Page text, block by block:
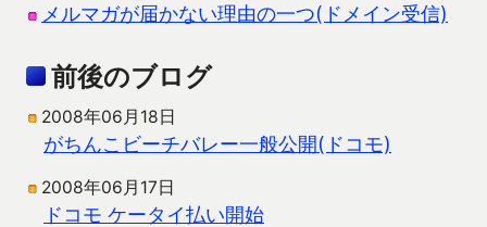
メルマガが届かない理由の一つ(ドメイン受信)
前後のブログ
2008年06月18日
がちんこビーチバレー一般公開(ドコモ)
2008年06月17日
ドコモ ケータイ払い開始